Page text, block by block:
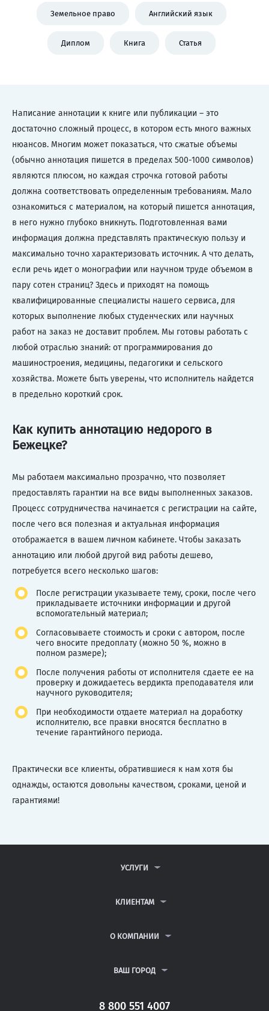
Земельное право Английский язык
Диплом Книга Статья
Написание аннотации к книге или публикации – это
достаточно сложный процесс, в котором есть много важных
нюансов. Многим может показаться, что сжатые объемы
(обычно аннотация пишется в пределах 500-1000 символов)
являются плюсом, но каждая строчка готовой работы
должна соответствовать определенным требованиям. Мало
ознакомиться с материалом, на который пишется аннотация,
в него нужно глубоко вникнуть. Подготовленная вами
информация должна представлять практическую пользу и
максимально точно характеризовать источник. А что делать,
если речь идет о монографии или научном труде объемом в
пару сотен страниц? Здесь и приходят на помощь
квалифицированные специалисты нашего сервиса, для
которых выполнение любых студенческих или научных
работ на заказ не доставит проблем. Мы готовы работать с
любой отраслью знаний: от программирования до
машиностроения, медицины, педагогики и сельского
хозяйства. Можете быть уверены, что исполнитель найдется
в предельно короткий срок.
Как купить аннотацию недорого в
Бежецке?
Мы работаем максимально прозрачно, что позволяет
предоставлять гарантии на все виды выполненных заказов.
Процесс сотрудничества начинается с регистрации на сайте,
после чего вся полезная и актуальная информация
отображается в вашем личном кабинете. Чтобы заказать
аннотацию или любой другой вид работы дешево,
потребуется всего несколько шагов:
После регистрации указываете тему, сроки, после чего
прикладываете источники информации и другой
вспомогательный материал;
Согласовываете стоимость и сроки с автором, после
чего вносите предоплату (можно 50 %, можно в
полном размере);
После получения работы от исполнителя сдаете ее на
проверку и дожидаетесь вердикта преподавателя или
научного руководителя;
При необходимости отдаете материал на доработку
исполнителю, все правки вносятся бесплатно в
течение гарантийного периода.
Практически все клиенты, обратившиеся к нам хотя бы
однажды, остаются довольны качеством, сроками, ценой и
гарантиями!
УСЛУГИ
ДИПЛОМНЫЕ РАБОТЫ
РЕФЕРАТЫ
КЛИЕНТАМ
ВОПРОСЫ И ОТВЕТЫ
ПОЛИТИКА КОНФИДЕНЦИАЛЬНОСТИ
О КОМПАНИИ
КОНТАКТЫ
ВАШ ГОРОД
САНКТ-ПЕТЕРБУРГ
8 800 551 4007